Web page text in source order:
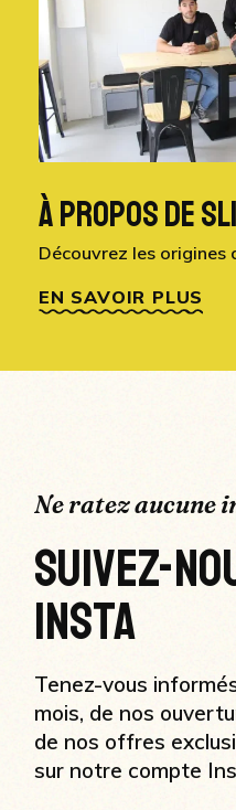
À PROPOS DE
Découvrez les origines
EN SAVOIR PLUS
Neratezaucunei
SUIVEZ-
INSTA
Tenez-vous
mois, de nos
de nos offres
sur notre compte